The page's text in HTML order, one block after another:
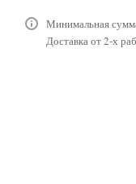
Минимальная
Доставка от 2-х